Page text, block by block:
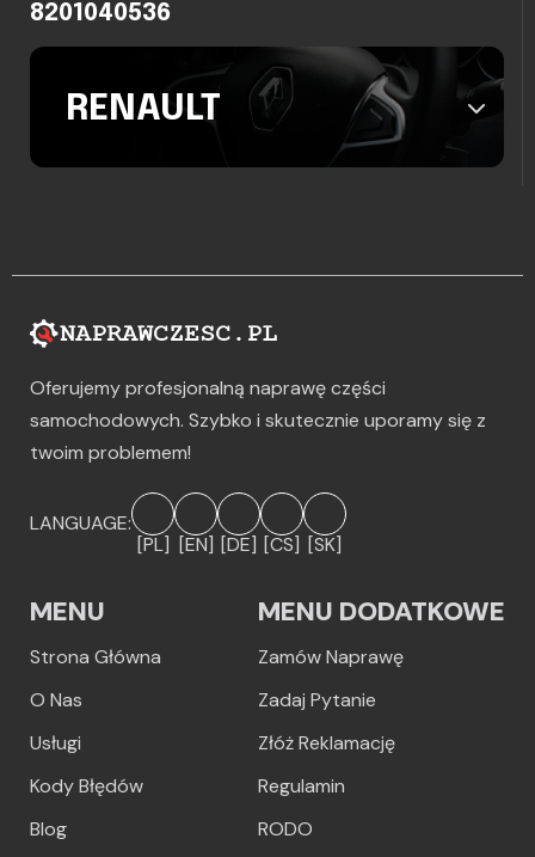
8201040536
RENAULT
Oferujemy profesjonalną naprawę części
samochodowych. Szybko i skutecznie uporamy się z
twoim problemem!
LANGUAGE:
[PL] [EN] [DE] [CS] [SK]
MENU
Strona Główna
O Nas
Usługi
Kody Błędów
Blog
MENU DODATKOWE
Zamów Naprawę
Zadaj Pytanie
Złóż Reklamację
Regulamin
RODO